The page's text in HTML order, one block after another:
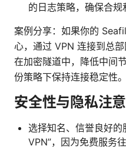
的日志策略，确保合规
案例分享：如果你的
心，通过 VPN 连接到总
在加密隧道中，降低中间
份策略下保持连接稳定性。
安全性与隐私注
选择知名、信誉良好的
VPN”，因为免费服务